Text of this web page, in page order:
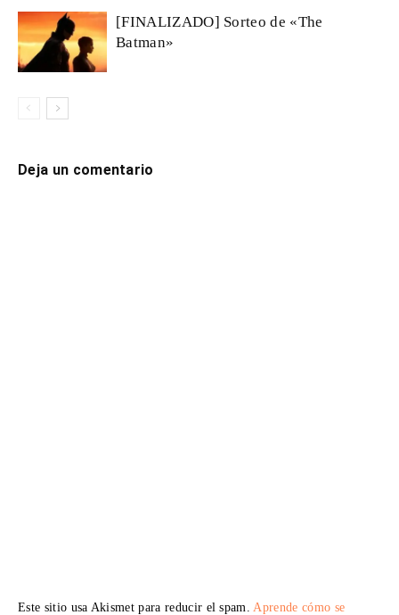
[FINALIZADO] Sorteo de «The
Batman»
Deja un comentario
Este sitio usa Akismet para reducir el spam. Aprende cómo se